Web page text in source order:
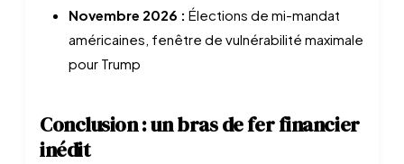
Novembre 2026 : Élections de mi-mandat
américaines, fenêtre de vulnérabilité maximale
pour Trump
Conclusion : un bras de fer financier
inédit